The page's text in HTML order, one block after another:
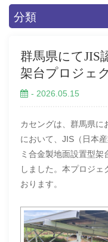
分類
群馬県にてJIS
架台プロジェ
- 2026.05.15
カセングは、群馬県に
において、JIS（日本
ミ合金製地面設置型架
しました。本プロジェ
おります。